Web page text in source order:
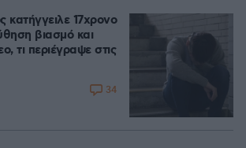
κατήγγειλε 17χρονο
βιασμό και
τι περιέγραψε στις
34